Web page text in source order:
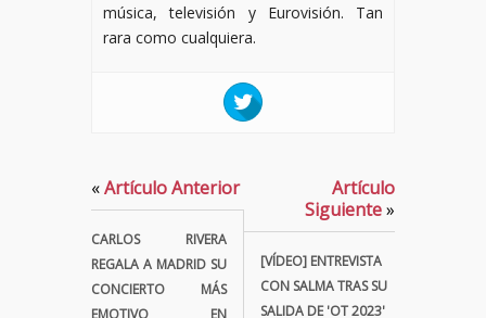
música, televisión y Eurovisión. Tan
rara como cualquiera.
«Artículo Anterior
CARLOS RIVERA
REGALA A MADRID SU
CONCIERTO MÁS
EMOTIVO EN
Artículo
Siguiente»
[VÍDEO] ENTREVISTA
CON SALMA TRAS SU
SALIDA DE 'OT 2023'